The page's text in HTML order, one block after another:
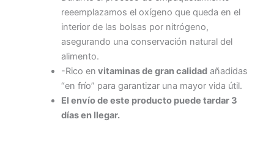
reeemplazamos el oxígeno que queda en el
interior de las bolsas por nitrógeno,
asegurando una conservación natural del
alimento.
-Rico en vitaminas de gran calidad añadidas
“en frío” para garantizar una mayor vida útil.
El envío de este producto puede tardar 3
días en llegar.